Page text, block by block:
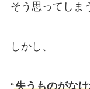
そう思ってしま
しかし、
“失うものがな